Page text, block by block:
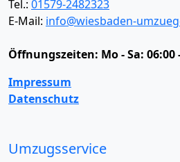
Tel.: 01579-2482323
E-Mail: info@wiesbaden-
Öffnungszeiten: Mo - Sa:
Impressum
Datenschutz
Umzugsservice